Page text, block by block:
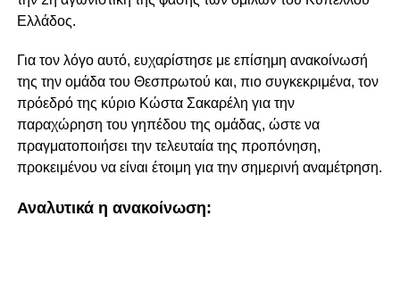
Ελλάδος.
Για τον λόγο αυτό, ευχαρίστησε με επίσημη ανακοίνωσή
της την ομάδα του Θεσπρωτού και, πιο συγκεκριμένα, τον
πρόεδρό της κύριο Κώστα Σακαρέλη για την
παραχώρηση του γηπέδου της ομάδας, ώστε να
πραγματοποιήσει την τελευταία της προπόνηση,
προκειμένου να είναι έτοιμη για την σημερινή αναμέτρηση.
Αναλυτικά η ανακοίνωση: